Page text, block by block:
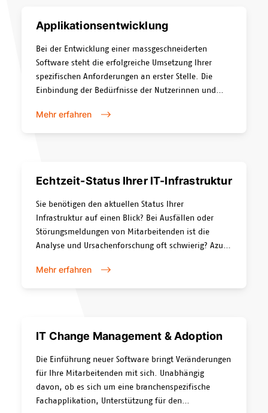
Applikationsentwicklung
Bei der Entwicklung einer massgeschneiderten
Software steht die erfolgreiche Umsetzung Ihrer
spezifischen Anforderungen an erster Stelle. Die
Einbindung der Bedürfnisse der Nutzerinnen und
Arbeitsmethodik in Ihrem Unternehmen ist für uns
selbstverständlich. Auch die Gegebenheiten Ihres
Mehr erfahren
Echtzeit-Status Ihrer IT-Infrastruktur
Sie benötigen den aktuellen Status Ihrer
Infrastruktur auf einen Blick? Bei Ausfällen oder
Störungsmeldungen von Mitarbeitenden ist die
Analyse und Ursachenforschung oft schwierig? Azure
für die Überwachung Ihrer IT-Infrastruktur.
Mehr erfahren
IT Change Management & Adoption
Die Einführung neuer Software bringt Veränderungen
für Ihre Mitarbeitenden mit sich. Unabhängig
davon, ob es sich um eine branchenspezifische
Fachapplikation, Unterstützung für den